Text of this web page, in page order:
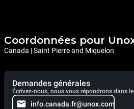
Coordonnées pour
Canada | Saint Pierre and Miquelon
Demandes générales
Écrivez-nous, nous vous répondrons dans
info.canada.fr@unox.com